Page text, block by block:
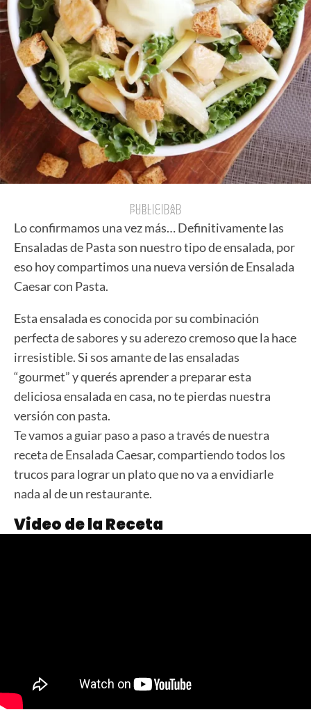
PUBLICIDAD
PUBLICIDAD
Lo confirmamos una vez más… Definitivamente las
Ensaladas de Pasta son nuestro tipo de ensalada, por
eso hoy compartimos una nueva versión de Ensalada
Caesar con Pasta.
Esta ensalada es conocida por su combinación
perfecta de sabores y su aderezo cremoso que la hace
irresistible. Si sos amante de las ensaladas
“gourmet” y querés aprender a preparar esta
deliciosa ensalada en casa, no te pierdas nuestra
versión con pasta.
Te vamos a guiar paso a paso a través de nuestra
receta de Ensalada Caesar, compartiendo todos los
trucos para lograr un plato que no va a envidiarle
nada al de un restaurante.
Video de la Receta